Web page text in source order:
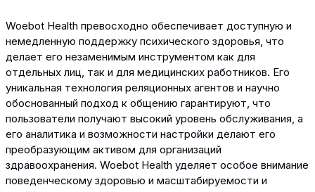
Woebot Health превосходно обеспечивает доступную и
немедленную поддержку психического здоровья, что
делает его незаменимым инструментом как для
отдельных лиц, так и для медицинских работников. Его
уникальная технология реляционных агентов и научно
обоснованный подход к общению гарантируют, что
пользователи получают высокий уровень обслуживания, а
его аналитика и возможности настройки делают его
преобразующим активом для организаций
здравоохранения. Woebot Health уделяет особое внимание
поведенческому здоровью и масштабируемости и